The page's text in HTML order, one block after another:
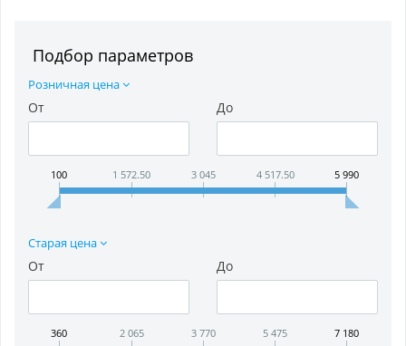
Подбор параметров
Розничная цена
От До
100 1 572.50 3 045 4 517.50 5 990
Старая цена
От До
360 2 065 3 770 5 475 7 180